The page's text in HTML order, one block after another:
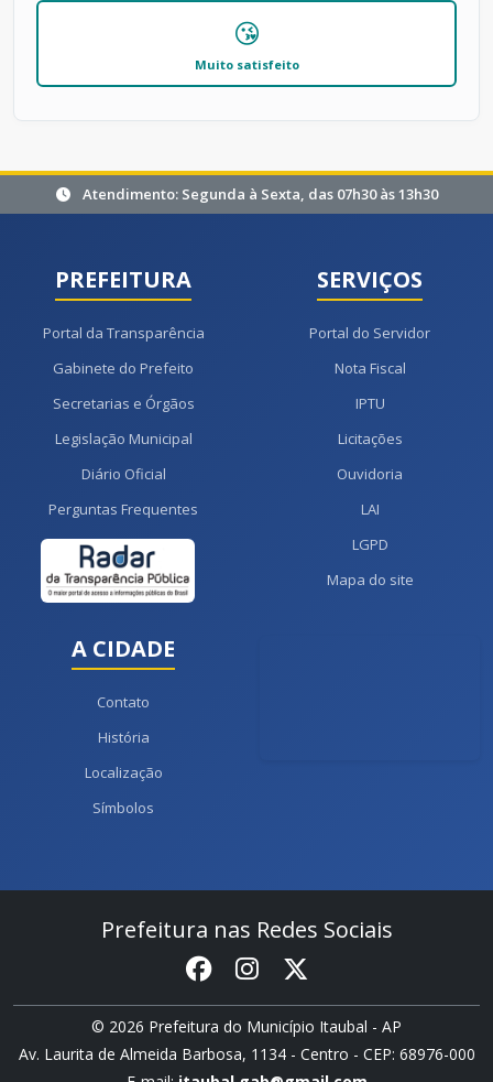
😘
Muito satisfeito
Atendimento: Segunda à Sexta, das 07h30 às 13h30
PREFEITURA
Portal da Transparência
Gabinete do Prefeito
Secretarias e Órgãos
Legislação Municipal
Diário Oficial
Perguntas Frequentes
SERVIÇOS
Portal do Servidor
Nota Fiscal
IPTU
Licitações
Ouvidoria
LAI
LGPD
Mapa do site
A CIDADE
Contato
História
Localização
Símbolos
Prefeitura nas Redes Sociais
© 2026 Prefeitura do Município Itaubal - AP
Av. Laurita de Almeida Barbosa, 1134 - Centro - CEP: 68976-000